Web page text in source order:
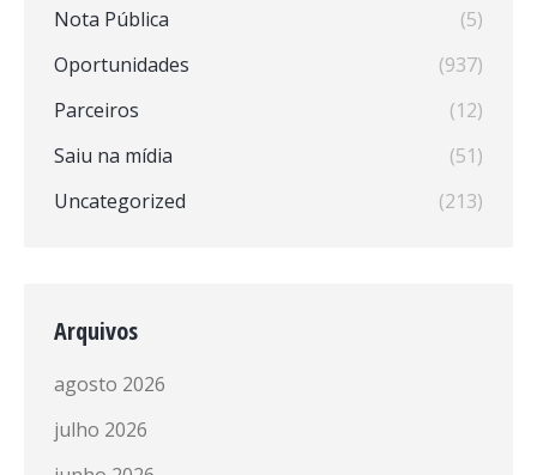
Nota Pública
(5)
Oportunidades
(937)
Parceiros
(12)
Saiu na mídia
(51)
Uncategorized
(213)
Arquivos
agosto 2026
julho 2026